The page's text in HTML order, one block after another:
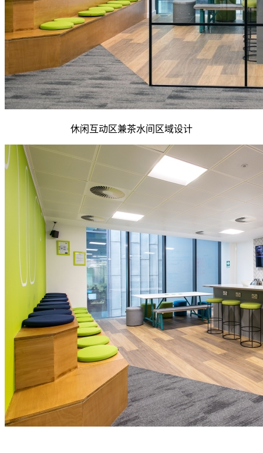
休闲互动区兼茶水间区域设计